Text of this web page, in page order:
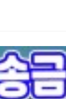
류 : 질문서(교제 경위
니 솔직하고 꼼꼼하게
한국인 모임
자입니다. 일본에
지 은행이나 명동
것이 유리한 것으로
다양한 송금서비스를
월드패밀리송금,